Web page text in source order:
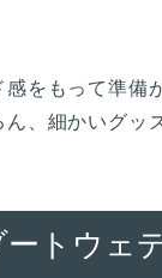
をもって準備
、細かいグッ
トウェ